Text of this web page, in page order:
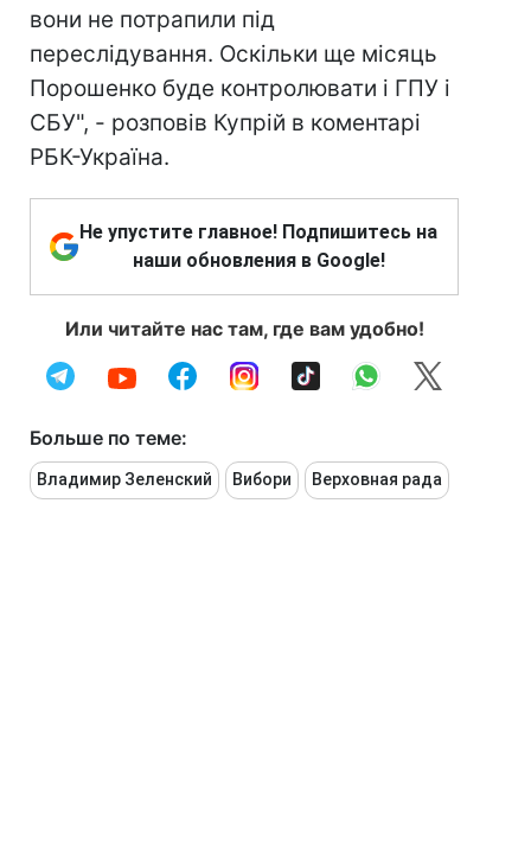
вони не потрапили під
переслідування. Оскільки ще місяць
Порошенко буде контролювати і ГПУ і
СБУ", - розповів Купрій в коментарі
РБК-Україна.
Не упустите главное! Подпишитесь на
наши обновления в Google!
Или читайте нас там, где вам удобно!
Больше по теме:
Владимир Зеленский Вибори Верховная рада